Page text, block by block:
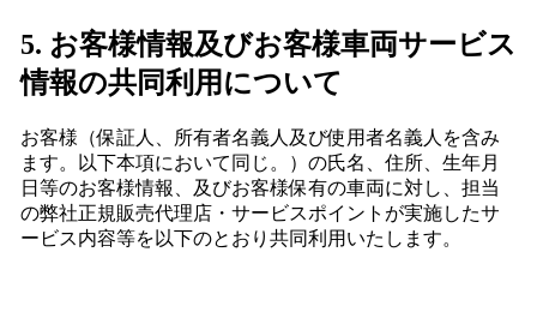
5. お客様情報及びお客様車両サービス
情報の共同利用について
お客様（保証人、所有者名義人及び使用者名義人を含み
ます。以下本項において同じ。）の氏名、住所、生年月
日等のお客様情報、及びお客様保有の車両に対し、担当
の弊社正規販売代理店・サービスポイントが実施したサ
ービス内容等を以下のとおり共同利用いたします。